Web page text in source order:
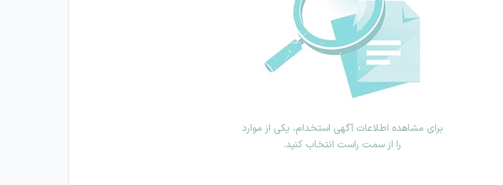
برای مشاهده اطلاعات آگهی استخدام، یکی از موارد
را از سمت راست انتخاب کنید.